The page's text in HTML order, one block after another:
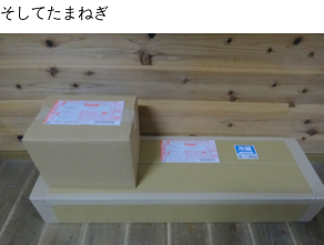
そしてたまねぎ